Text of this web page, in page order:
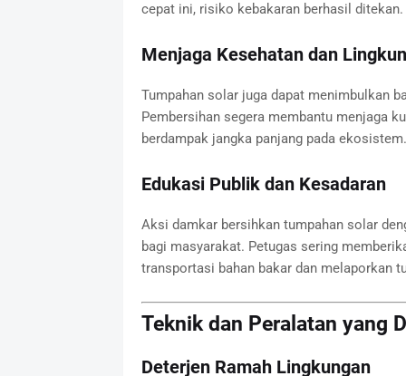
cepat ini, risiko kebakaran berhasil ditekan.
Menjaga Kesehatan dan
Tumpahan solar juga dapat menimbulkan
Pembersihan segera membantu menjaga
berdampak jangka panjang pada ekosistem.
Edukasi Publik dan Kesadaran
Aksi damkar bersihkan tumpahan solar
bagi masyarakat. Petugas sering
transportasi bahan bakar dan melaporkan
Teknik dan Peralatan yang
Deterjen Ramah Lingkungan